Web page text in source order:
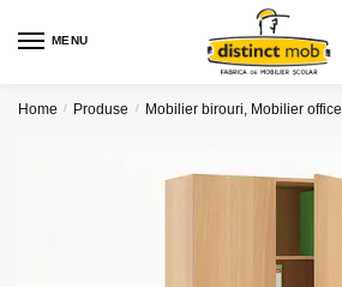
MENU
Home / Produse / Mobilier birouri, Mobilier office